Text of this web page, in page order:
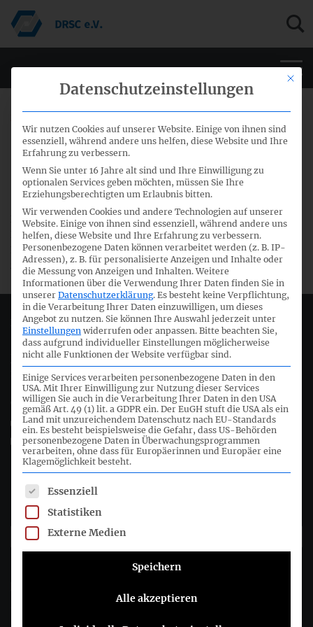
Ergebnisse der Fachausschuss-
Sitzungen vom Oktober 2016
DerErgebnisberichtder 9. Gemeinsamen Sitzung IFRS- und
HGB-Fachausschuss, der 53. Sitzung des IFRS-
Fachausschusses vom 10. und 11. Oktober 2016 steht jetzt
zum download bereit.
Deutsches Rechnungslegungs Standards Committee e.V.
Joachimsthaler Str. 34
10719 Berlin
+49 (0)30 20 64 12 - 0
+49 (0)30 20 64 12 - 15
info@drsc.de
Folgen Sie dem DRSC
DRSC-Newsletter abonnieren
Bitte wählen Sie aus, wie Sie von uns hören möchten DRSC e.V.:
Sie können sich jederzeit abmelden, indem Sie auf den Link in der
Mit
Datenschutzeinstellungen
Wir nutzen Cookies auf unserer Website. Einige von ihnen sind
essenziell, während andere uns helfen, diese Website und Ihre
Erfahrung zu verbessern.
Wenn Sie unter 16 Jahre alt sind und Ihre Einwilligung zu
optionalen Services geben möchten, müssen Sie Ihre
Erziehungsberechtigten um Erlaubnis bitten.
Wir verwenden Cookies und andere Technologien auf unserer
Website. Einige von ihnen sind essenziell, während andere uns
helfen, diese Website und Ihre Erfahrung zu verbessern.
Personenbezogene Daten können verarbeitet werden (z. B. IP-
Adressen), z. B. für personalisierte Anzeigen und Inhalte oder
die Messung von Anzeigen und Inhalten. Weitere
Informationen über die Verwendung Ihrer Daten finden Sie in
unserer Datenschutzerklärung. Es besteht keine Verpflichtung,
in die Verarbeitung Ihrer Daten einzuwilligen, um dieses
Angebot zu nutzen. Sie können Ihre Auswahl jederzeit unter
Einstellungen widerrufen oder anpassen. Bitte beachten Sie,
dass aufgrund individueller Einstellungen möglicherweise
nicht alle Funktionen der Website verfügbar sind.
Einige Services verarbeiten personenbezogene Daten in den
USA. Mit Ihrer Einwilligung zur Nutzung dieser Services
willigen Sie auch in die Verarbeitung Ihrer Daten in den USA
gemäß Art. 49 (1) lit. a GDPR ein. Der EuGH stuft die USA als ein
Land mit unzureichendem Datenschutz nach EU-Standards
ein. Es besteht beispielsweise die Gefahr, dass US-Behörden
personenbezogene Daten in Überwachungsprogrammen
verarbeiten, ohne dass für Europäerinnen und Europäer eine
Klagemöglichkeit besteht.
Es folgt eine Liste der Service-Gruppen, für die eine
Essenziell
Statistiken
Externe Medien
Speichern
Alle akzeptieren